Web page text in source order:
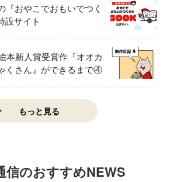
『おやこでおもいでつく
設サイト
本新人賞受賞作『オオカ
くさん』ができるまで④
もっと見る
信のおすすめNEWS